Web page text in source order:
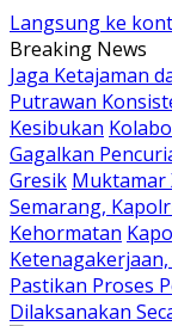
Langsung ke
Breaking News
Jaga Ketajaman
Putrawan
Kesibukan
Gagalkan
Gresik Muktamar
Semarang,
Kehormatan
Pastikan Proses
Dilaksanakan